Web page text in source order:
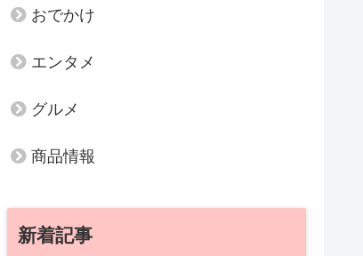
おでかけ
エンタメ
グルメ
商品情報
新着記事